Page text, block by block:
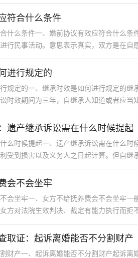
符合什么条件
什么条件一、婚前协议有效应符合什么
行民事活动。意思表示真实，双方是在自
进行规定的
规定的一、继承时效是如何进行规定的
时效期间为三年，自继承人知道或者应当
遗产继承诉讼需在什么时候提起
么时候提起一、遗产继承诉讼需在什么
受到损害以及义务人之日起计算。但自继
会不会坐牢
会坐牢一、女方不给抚养费会不会坐牢
方对法院生效判决、裁定有能力执行而拒
取证：起诉离婚能否不分割财产
财产一、起诉离婚能否不分割财产起诉